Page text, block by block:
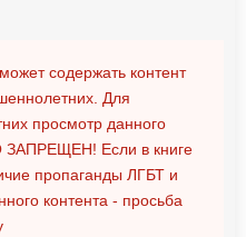
содержать контент
Для
просмотр данного
ЗАПРЕЩЕН! Если в книге
пропаганды ЛГБТ и
контента - просьба